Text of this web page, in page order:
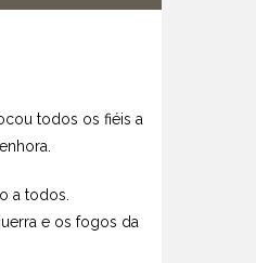
todos os fiéis a
a todos.
e os fogos da